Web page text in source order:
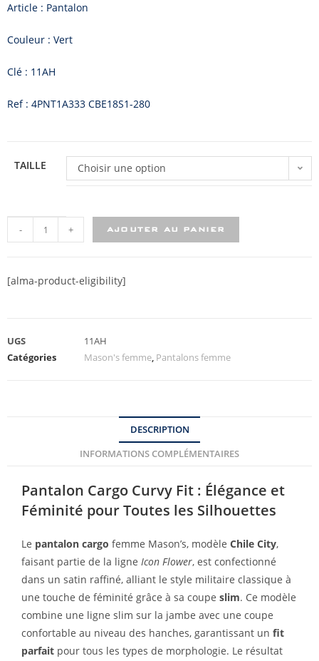
Article : Pantalon
Couleur : Vert
Clé : 11AH
Ref : 4PNT1A333 CBE18S1-280
TAILLE Choisir une option
- + AJOUTER AU PANIER
[alma-product-eligibility]
UGS
11AH
Catégories
Mason's femme, Pantalons femme
DESCRIPTION
INFORMATIONS COMPLÉMENTAIRES
Pantalon Cargo Curvy Fit : Élégance et
Féminité pour Toutes les Silhouettes
Le pantalon cargo femme Mason’s, modèle Chile City,
faisant partie de la ligne Icon Flower, est confectionné
dans un satin raffiné, alliant le style militaire classique à
une touche de féminité grâce à sa coupe slim. Ce modèle
combine une ligne slim sur la jambe avec une coupe
confortable au niveau des hanches, garantissant un fit
parfait pour tous les types de morphologie. Le résultat